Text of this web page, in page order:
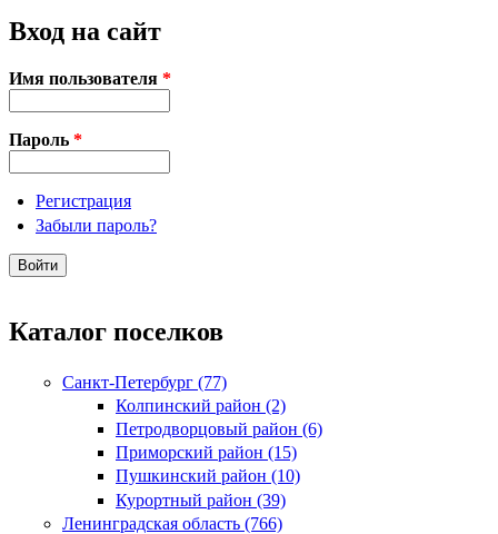
Вход на сайт
Имя пользователя *
Пароль *
Регистрация
Забыли пароль?
Каталог поселков
Санкт-Петербург (77)
Колпинский район (2)
Петродворцовый район (6)
Приморский район (15)
Пушкинский район (10)
Курортный район (39)
Ленинградская область (766)